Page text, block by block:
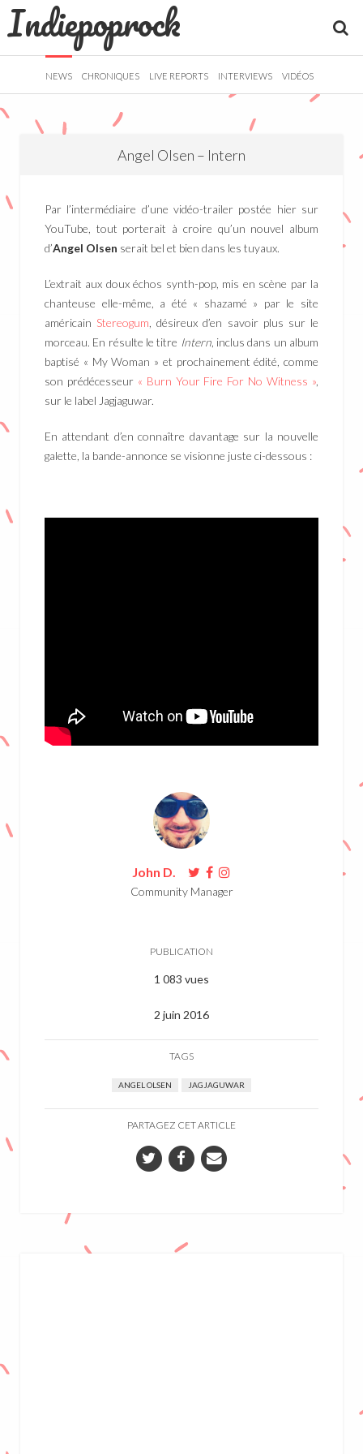
Indiepoprock
NEWS CHRONIQUES LIVE REPORTS INTERVIEWS VIDÉOS
Angel Olsen – Intern
Par l’intermédiaire d’une vidéo-trailer postée hier sur
YouTube, tout porterait à croire qu’un nouvel album
d’Angel Olsen serait bel et bien dans les tuyaux.
L’extrait aux doux échos synth-pop, mis en scène par la
chanteuse elle-même, a été « shazamé » par le site
américain Stereogum , désireux d’en savoir plus sur le
morceau. En résulte le titre Intern, inclus dans un album
baptisé « My Woman » et prochainement édité, comme
son prédécesseur « Burn Your Fire For No Witness »
sur le label Jagjaguwar.
En attendant d’en connaître davantage sur la nouvelle
galette, la bande-annonce se visionne juste ci-dessous :
John D.
Community Manager
PUBLICATION
1 083 vues
2 juin 2016
TAGS
ANGEL OLSEN JAGJAGUWAR
PARTAGEZ CET ARTICLE